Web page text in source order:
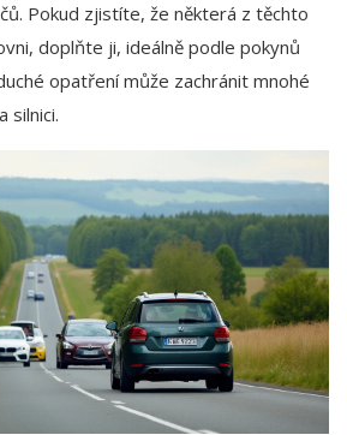
Pokud zjistíte, že některá z těchto
doplňte ji, ideálně podle pokynů
opatření může zachránit mnohé
silnici.